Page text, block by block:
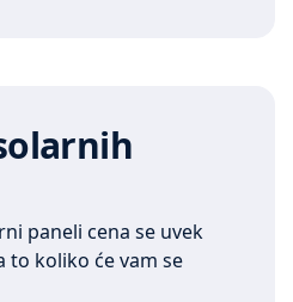
paneli cena se uvek
to koliko će vam se